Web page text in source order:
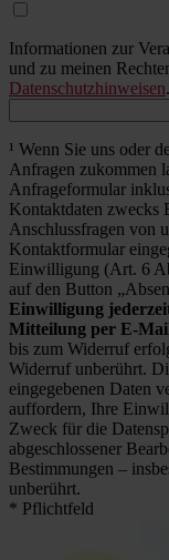
Informationen zur
und zu meinen
Datenschutzhinweisen
¹ Wenn Sie uns oder
Anfragen zukommen
Anfrageformular
Kontaktdaten zwecks
Anschlussfragen von
Kontaktformular
Einwilligung (Art. 6
auf den Button
Einwilligung
Mitteilung per E-
bis zum Widerruf
Widerruf unberührt.
eingegebenen Daten
auffordern, Ihre
Zweck für die
abgeschlossener
Bestimmungen –
unberührt.
* Pflichtfeld